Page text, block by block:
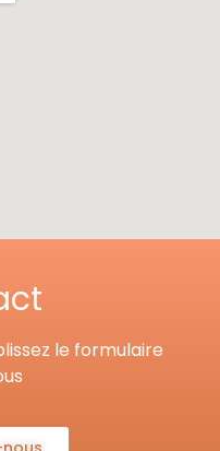
le formulaire